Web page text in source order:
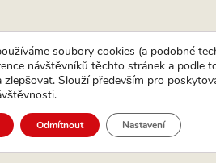
soubory cookies (a podobné
návštěvníků těchto stránek a podle
zlepšovat. Slouží především pro
Odmítnout Nastavení